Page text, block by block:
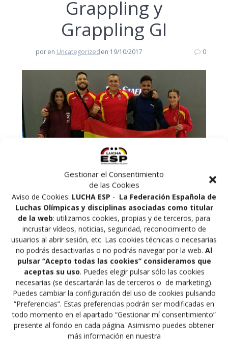
Gestionar el Consentimiento
de las Cookies
Aviso de Cookies: LUCHA ESP - La Federación Española de
Luchas Olímpicas y disciplinas asociadas como titular
de la web: utilizamos cookies, propias y de terceros, para
incrustar vídeos, noticias, seguridad, reconocimiento de
usuarios al abrir sesión, etc. Las cookies técnicas o necesarias
no podrás desactivarlas o no podrás navegar por la web. Al
pulsar “Acepto todas las cookies” consideramos que
aceptas su uso. Puedes elegir pulsar sólo las cookies
necesarias (se descartarán las de terceros o de marketing).
Puedes cambiar la configuración del uso de cookies pulsando
“Preferencias”. Estas preferencias podrán ser modificadas en
todo momento en el apartado “Gestionar mí consentimiento”
presente al fondo en cada página. Asimismo puedes obtener
más información en nuestra
Grappling y
Grappling GI
poren Uncategorizeden 19/10/2017 0
El 21 y 22 de octubre de 2017 se celebra en Baku
(Azerbaijan) el Campeonato del Mundo de Lucha
Grappling y Grappling GI, España participara con Yusef
Kaddur en 77 Kg, Arturo Salas en 84 Kg, Francisco
Alcalde en 71 Kg, Naiomi Mathews en 53 Kg y Raquel
Guillen en 58 Kg asistidos por el entrenador nacional y
seleccionador Antonio García, también participa como
arbitro internacional David García Castilla.
Nuestros deportistas después de las medallas en los